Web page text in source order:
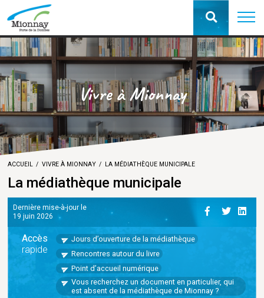
Vivre à Mionnay
ACCUEIL VIVRE À MIONNAY LA MÉDIATHÈQUE MUNICIPALE
La médiathèque municipale
Dernière mise-à-jour le
19 juin 2026
Accès
rapide
Jours d’ouverture de la médiathèque
Rencontres autour du livre
Point d’accueil numérique
Vous recherchez un document en particulier, qui
est absent de la médiathèque de Mionnay ?